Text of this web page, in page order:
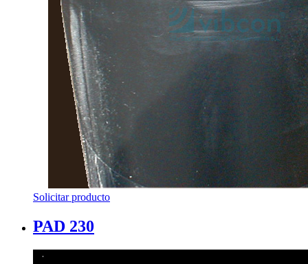
Solicitar producto
PAD 230